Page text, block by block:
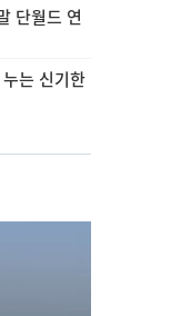
단월드 연
는 신기한